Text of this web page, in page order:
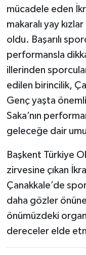
mücadele eden
makaralı yay
oldu. Başarılı
performansla
illerinden
edilen birincilik,
Genç yaşta
Saka’nın
geleceğe dair
Başkent Türkiye
zirvesine çıkan
Çanakkale’de
daha gözler
önümüzdeki
dereceler elde